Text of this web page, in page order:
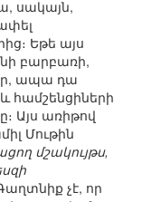
սակայն,
Եթե այս
բարբառի,
ապա դա
համշենցիների
Այս առիթով
Մութին
մշակույթս,
չէ, որ